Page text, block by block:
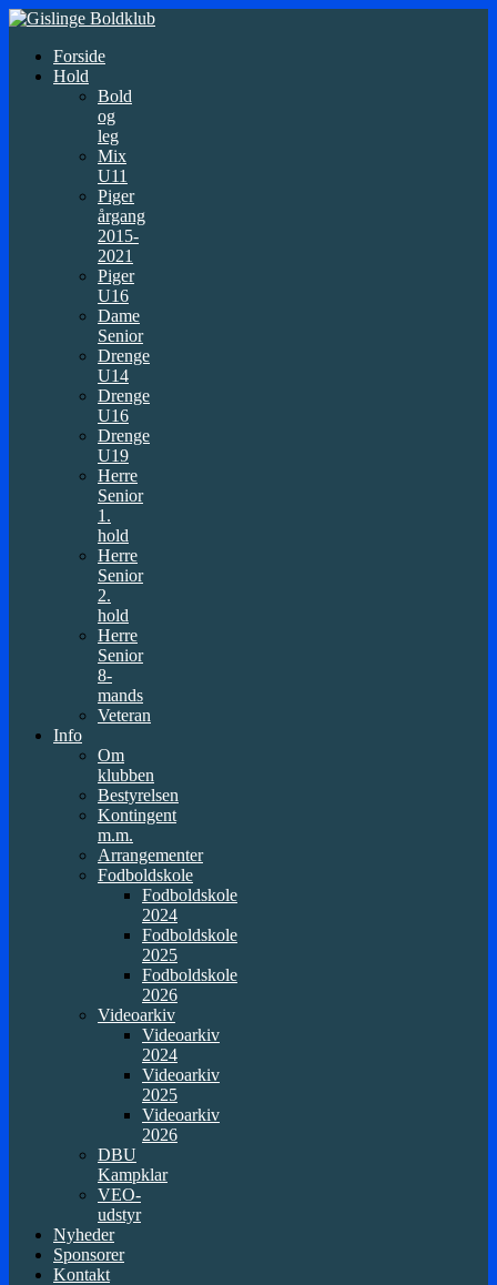
Forside
Hold
Bold
og
leg
Mix
U11
Piger
årgang
2015-
2021
Piger
U16
Dame
Senior
Drenge
U14
Drenge
U16
Drenge
U19
Herre
Senior
1.
hold
Herre
Senior
2.
hold
Herre
Senior
8-
mands
Veteran
Info
Om
klubben
Bestyrelsen
Kontingent
m.m.
Arrangementer
Fodboldskole
Fodboldskole
2024
Fodboldskole
2025
Fodboldskole
2026
Videoarkiv
Videoarkiv
2024
Videoarkiv
2025
Videoarkiv
2026
DBU
Kampklar
VEO-
udstyr
Nyheder
Sponsorer
Kontakt